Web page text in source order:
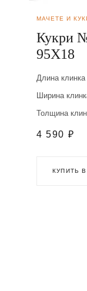
МАЧЕТЕ И
Кукри
95Х18
Длина клинка
Ширина
Толщина
4 590 ₽
КУПИТЬ